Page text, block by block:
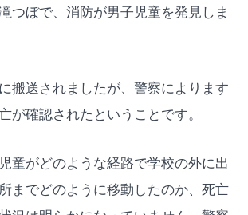
つぼで、消防が男子児童を発見しま
搬送されましたが、警察によります
が確認されたということです。
童がどのような経路で学校の外に出
までどのように移動したのか、死亡